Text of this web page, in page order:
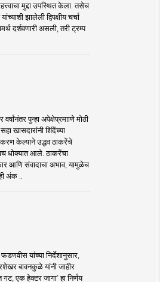
मुद्दा उपस्थित केला. तसेच
झालेली द्विपक्षीय चर्चा
दर्शवणारी असली, तरी ट्रम्प
वर्षांनंतर पुन्हा अपेक्षेप्रमााणे मोठी
खासदारांनी शिंदेंच्या
केल्याने उद्धव ठाकरेंचे
धोक्यात आले. ठाकरेंचा
आणि संवादाचा अभाव, यामुळेच
अंक ..
यांच्या निर्देशानुसार,
बावनकुळे यांनी जाहीर
एक हेक्टर जागा’ हा निर्णय